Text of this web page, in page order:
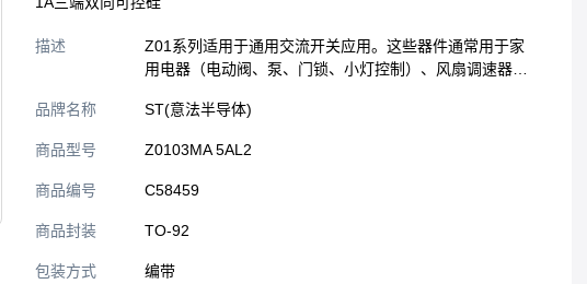
描述
Z01系列适用于通用交流开关应用。这些器件通常用于家
用电器（电动阀、泵、门锁、小灯控制）、风扇调速器等
控制器直接驱动时实现性能优化
品牌名称 ST(意法半导体)
商品型号 Z0103MA 5AL2
商品编号 C58459
商品封装 TO-92​
包装方式 编带